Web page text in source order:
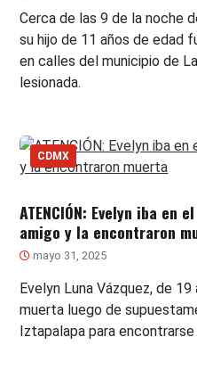
Cerca de las 9 de la noche
su hijo de 11 años de edad
en calles del municipio de
lesionada.
CDMX
ATENCIÓN: Evelyn iba en
amigo y la encontraron
mayo 31, 2025
Evelyn Luna Vázquez, de
muerta luego de
Iztapalapa para encontrarse